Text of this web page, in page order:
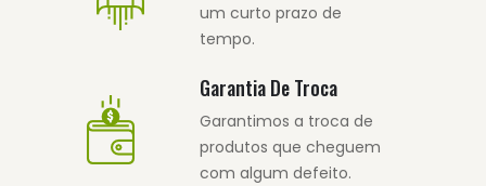
um curto prazo de
tempo.
Garantia De Troca
Garantimos a troca de
produtos que cheguem
com algum defeito.